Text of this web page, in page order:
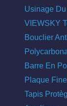
Usinage
VIEWSKY
Bouclier
Barre En
Plaque
Tapis